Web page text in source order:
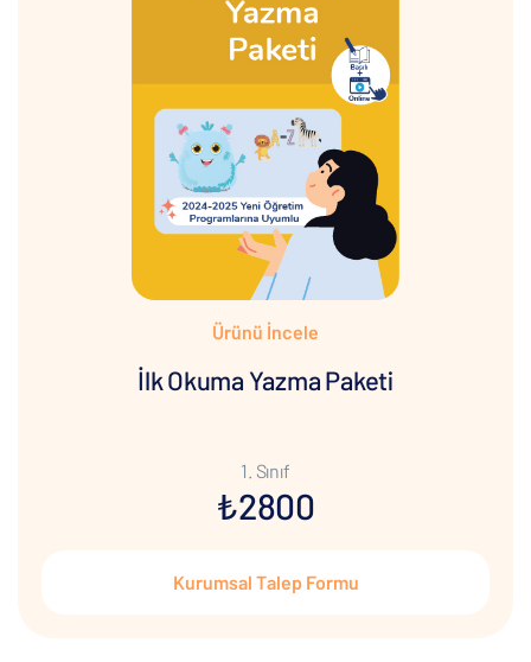
Ürünü İncele
İlk Okuma Yazma Paketi
1. Sınıf
₺2800
Kurumsal Talep Formu